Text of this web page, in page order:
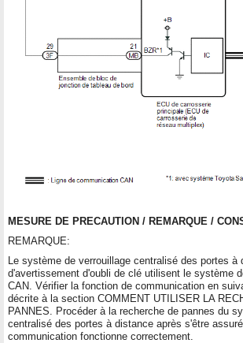
MESURE DE PRECAUTION / REMARQUE /
REMARQUE:
Le système de verrouillage centralisé des portes
d'avertissement d'oubli de clé utilisent le système
CAN. Vérifier la fonction de communication en
décrite à la section COMMENT UTILISER LA
PANNES. Procéder à la recherche de pannes du
centralisé des portes à distance après s'être
communication fonctionne correctement.